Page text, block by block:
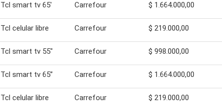
Tcl smart tv 65' Carrefour $ 1.664.000,00
Tcl celular libre Carrefour $ 219.000,00
Tcl smart tv 55" Carrefour $ 998.000,00
Tcl smart tv 65” Carrefour $ 1.664.000,00
Tcl celular libre Carrefour $ 219.000,00